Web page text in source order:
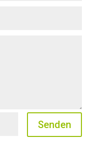
Senden